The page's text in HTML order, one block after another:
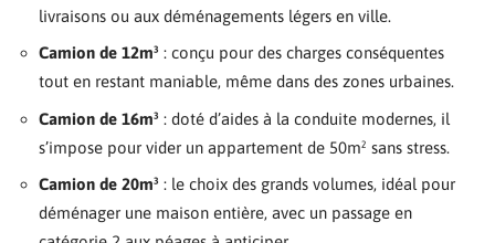
livraisons ou aux déménagements légers en ville.
Camion de 12m³ : conçu pour des charges conséquentes
tout en restant maniable, même dans des zones urbaines.
Camion de 16m³ : doté d’aides à la conduite modernes, il
s’impose pour vider un appartement de 50m² sans stress.
Camion de 20m³ : le choix des grands volumes, idéal pour
déménager une maison entière, avec un passage en